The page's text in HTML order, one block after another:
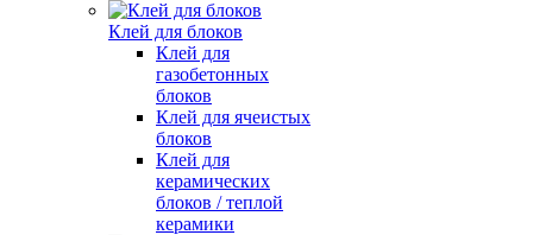
Клей для блоков
Клей для
газобетонных
блоков
Клей для ячеистых
блоков
Клей для
керамических
блоков / теплой
керамики